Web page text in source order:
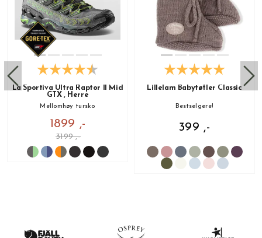
La Sportiva Ultra Raptor II Mid
GTX , Herre
Mellomhøy tursko
1899 ,-
3199 ,-
Lillelam Babytøfler Classic
Bestselgere!
399 ,-